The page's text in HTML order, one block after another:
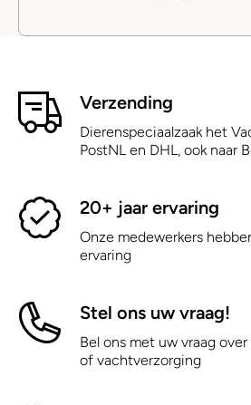
Verzending
Dierenspeciaalzaak het
PostNL en DHL, ook naar
20+ jaar ervaring
Onze medewerkers
ervaring
Stel ons uw vraag!
Bel ons met uw vraag
of vachtverzorging